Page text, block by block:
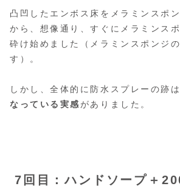
凸凹したエンボス床をメラミンスポ
から、想像通り、すぐにメラミンス
砕け始めました（メラミンスポンジ
す）。
しかし、全体的に防水スプレーの跡は
なっている実感 がありました。
7回目：ハンドソープ＋